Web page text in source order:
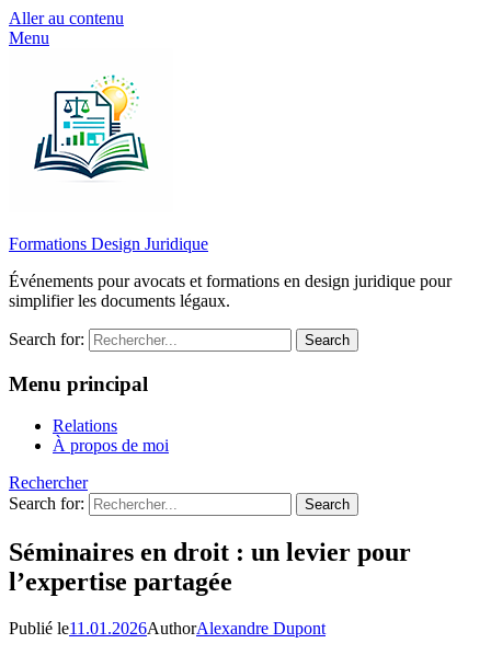
Aller au contenu
Menu
Formations Design Juridique
Événements pour avocats et formations en design juridique pour
simplifier les documents légaux.
Search for:
Menu principal
Relations
À propos de moi
Rechercher
Search for:
Séminaires en droit : un levier pour
l’expertise partagée
Publié le11.01.2026AuthorAlexandre Dupont